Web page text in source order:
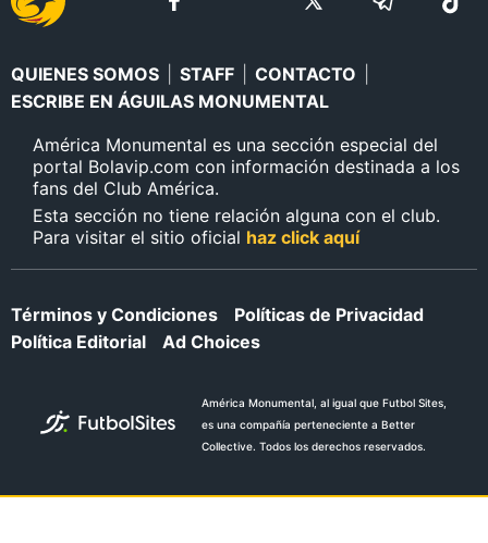
QUIENES SOMOS STAFF CONTACTO
ESCRIBE EN ÁGUILAS MONUMENTAL
América Monumental es una sección especial del
portal Bolavip.com con información destinada a los
fans del Club América.
Esta sección no tiene relación alguna con el club.
Para visitar el sitio oficial haz click aquí
Términos y Condiciones
Políticas de Privacidad
Política Editorial
Ad Choices
América Monumental, al igual que Futbol Sites,
es una compañía perteneciente a Better
Collective. Todos los derechos reservados.